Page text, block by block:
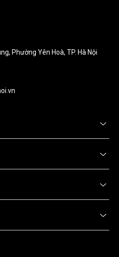
Phường Yên Hoà, TP. Hà Nội